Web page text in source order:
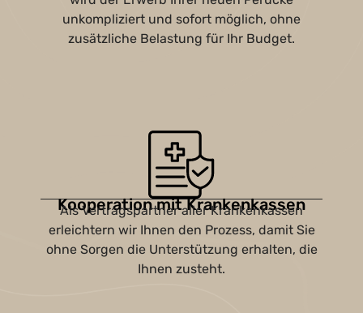
unkompliziert und sofort möglich, ohne
zusätzliche Belastung für Ihr Budget.
Kooperation mit Krankenkassen
Als Vertragspartner aller Krankenkassen
erleichtern wir Ihnen den Prozess, damit Sie
ohne Sorgen die Unterstützung erhalten, die
Ihnen zusteht.